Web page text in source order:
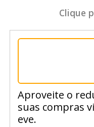
Clique
Aproveite o
suas compras
eve.